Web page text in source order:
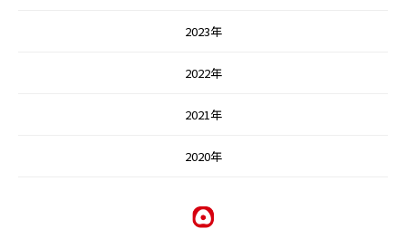
2023年
2022年
2021年
2020年